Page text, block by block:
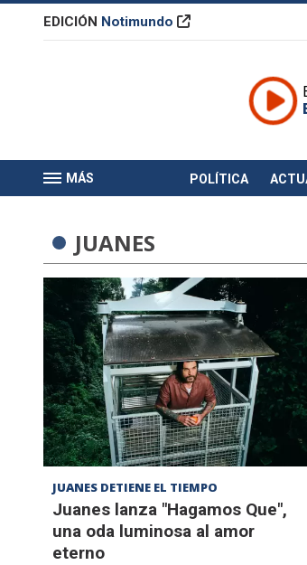
EDICIÓN Notimundo
MÁS POLÍTICA
JUANES
JUANES DETIENE EL TIEMPO
Juanes lanza "Hagamos Que",
una oda luminosa al amor
eterno